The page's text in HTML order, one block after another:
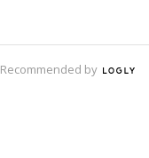
Recommended by